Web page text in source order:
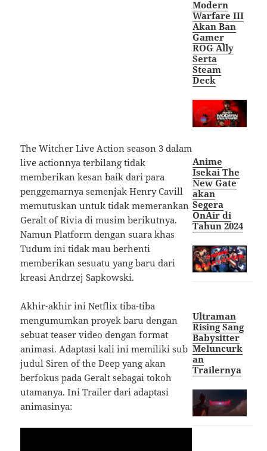
The Witcher Live Action season 3 dalam
live actionnya terbilang tidak
memberikan kesan baik dari para
penggemarnya semenjak Henry Cavill
memutuskan untuk tidak memerankan
Geralt of Rivia di musim berikutnya.
Namun Platform dengan suara khas
Tudum ini tidak mau berhenti
memberikan sesuatu yang baru dari
kreasi Andrzej Sapkowski.
Akhir-akhir ini Netflix tiba-tiba
mengumumkan proyek baru dengan
sebuat teaser video dengan format
animasi. Adaptasi kali ini memiliki sub
judul Siren of the Deep yang akan
berfokus pada Geralt sebagai tokoh
utamanya. Ini Trailer dari adaptasi
animasinya:
Modern
Warfare III
Akan Ban
Gamer
ROG Ally
Serta
Steam
Deck
Anime
Isekai The
New Gate
akan
Segera
OnAir di
Tahun 2024
Ultraman
Rising Sang
Babysitter
Meluncurk
an
Trailernya